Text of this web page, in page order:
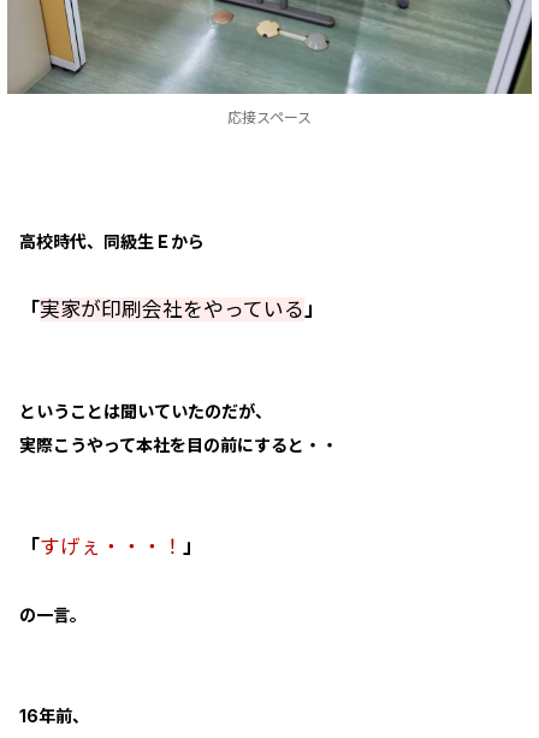
応接スペース
高校時代、同級生Ｅから
「実家が印刷会社をやっている 」
ということは聞いていたのだが、
実際こうやって本社を目の前にすると・・
「すげぇ・・・！ 」
の一言。
16年前、